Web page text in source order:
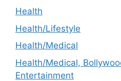
Health
Health/Lifestyle
Health/Medical
Health/Medical,
Entertainment